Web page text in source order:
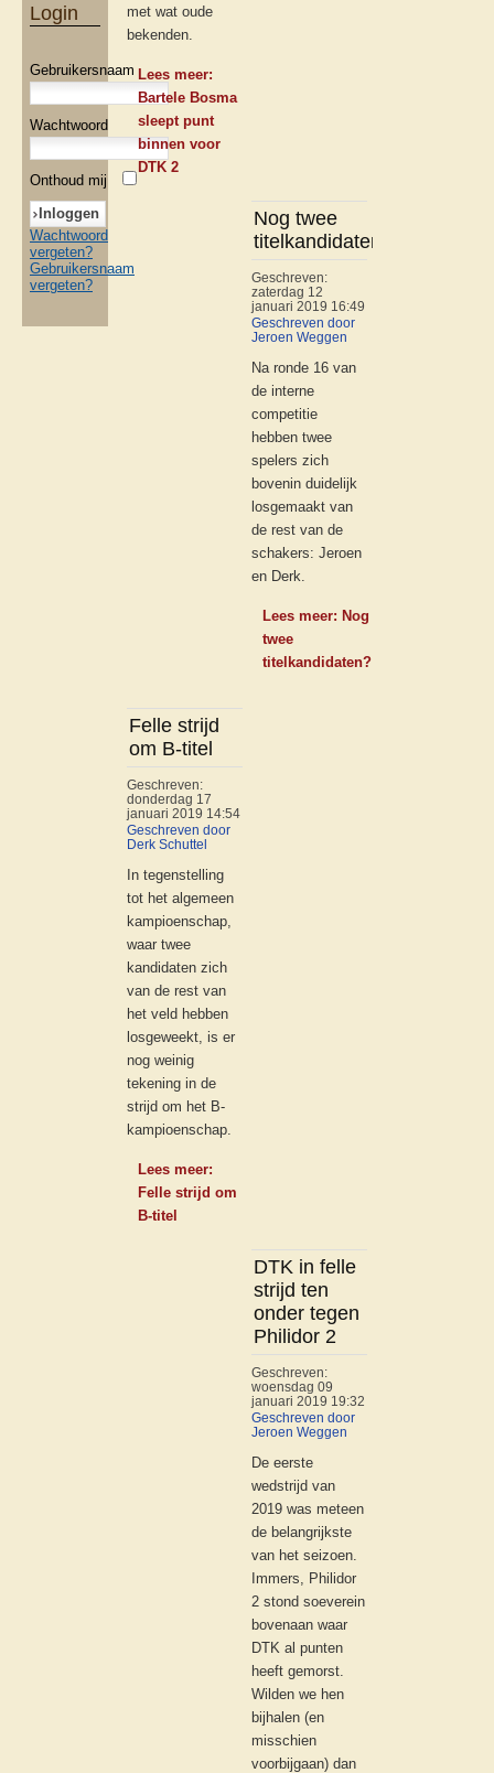
Login
Gebruikersnaam
Wachtwoord
Onthoud mij
Wachtwoord
vergeten?
Gebruikersnaam
vergeten?
met wat oude
bekenden.
Lees meer:
Bartele Bosma
sleept punt
binnen voor
DTK 2
Nog twee
titelkandidaten?
Geschreven:
zaterdag 12
januari 2019 16:49
Geschreven door
Jeroen Weggen
Na ronde 16 van
de interne
competitie
hebben twee
spelers zich
bovenin duidelijk
losgemaakt van
de rest van de
schakers: Jeroen
en Derk.
Lees meer: Nog
twee
titelkandidaten?
Felle strijd
om B-titel
Geschreven:
donderdag 17
januari 2019 14:54
Geschreven door
Derk Schuttel
In tegenstelling
tot het algemeen
kampioenschap,
waar twee
kandidaten zich
van de rest van
het veld hebben
losgeweekt, is er
nog weinig
tekening in de
strijd om het B-
kampioenschap.
Lees meer:
Felle strijd om
B-titel
DTK in felle
strijd ten
onder tegen
Philidor 2
Geschreven:
woensdag 09
januari 2019 19:32
Geschreven door
Jeroen Weggen
De eerste
wedstrijd van
2019 was meteen
de belangrijkste
van het seizoen.
Immers, Philidor
2 stond soeverein
bovenaan waar
DTK al punten
heeft gemorst.
Wilden we hen
bijhalen (en
misschien
voorbijgaan) dan